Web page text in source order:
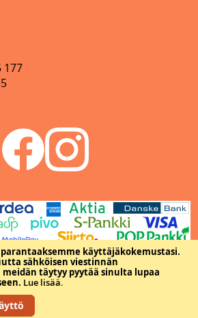
käyttäjäkokemustasi.
sähköisen viestinnän
täytyy pyytää sinulta lupaa
Lue lisää.
177
seurain valtuuskunta